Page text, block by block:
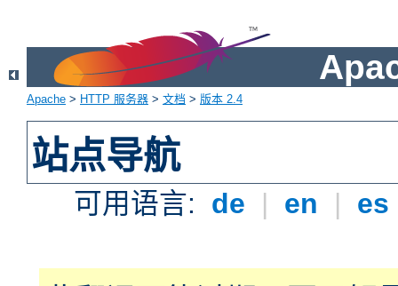
Apache > HTTP 服务器 > 文档 > 版本 2.4
站点导航
可用语言: de | en | es